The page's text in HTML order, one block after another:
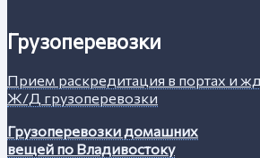
Грузоперевозки
Прием раскредитация в портах и
Ж/Д грузоперевозки
Грузоперевозки домашних
вещей по Владивостоку